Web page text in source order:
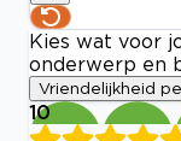
Kies wat voor
onderwerp en
Vriendelijkheid
10